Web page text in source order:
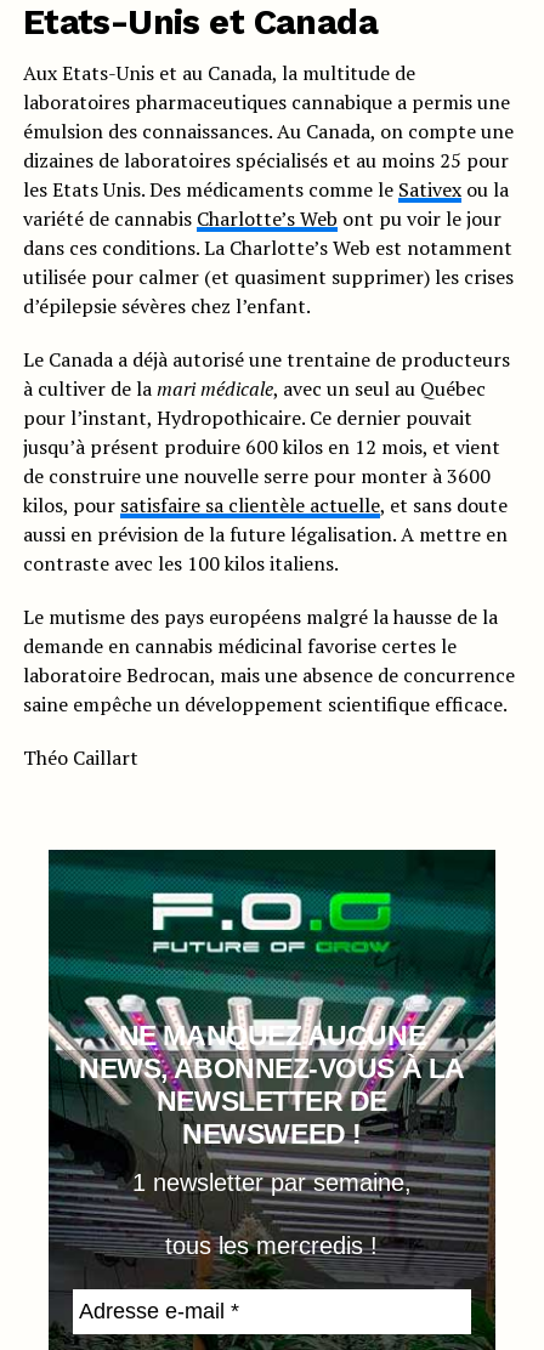
Etats-Unis et Canada
Aux Etats-Unis et au Canada, la multitude de
laboratoires pharmaceutiques cannabique a permis une
émulsion des connaissances. Au Canada, on compte une
dizaines de laboratoires spécialisés et au moins 25 pour
les Etats Unis. Des médicaments comme le Sativexou la
variété de cannabis Charlotte’s Web ont pu voir le jour
dans ces conditions. La Charlotte’s Web est notamment
utilisée pour calmer (et quasiment supprimer) les crises
d’épilepsie sévères chez l’enfant.
Le Canada a déjà autorisé une trentaine de producteurs
à cultiver de lamari médicale, avec un seul au Québec
pour l’instant, Hydropothicaire. Ce dernier pouvait
jusqu’à présent produire 600 kilos en 12 mois, et vient
de construire une nouvelle serre pour monter à 3600
kilos, pour satisfaire sa clientèle actuelle, et sans doute
aussi en prévision de la future légalisation. A mettre en
contraste avec les 100 kilos italiens.
Le mutisme des pays européens malgré la hausse de la
demande en cannabis médicinal favorise certes le
laboratoire Bedrocan, mais une absence de concurrence
saine empêche un développement scientifique efficace.
Théo Caillart
NE MANQUEZ AUCUNE
NEWS, ABONNEZ-VOUS À LA
NEWSLETTER DE
NEWSWEED !
1 newsletter par semaine,
tous les mercredis !